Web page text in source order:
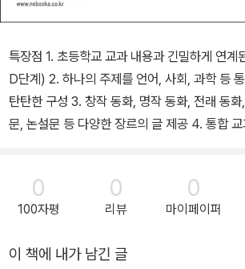
특장점 1. 초등학교 교과 내용과 긴밀하게 연
D단계) 2. 하나의 주제를 언어, 사회, 과학 등
탄탄한 구성 3. 창작 동화, 명작 동화, 전래 동
문, 논설문 등 다양한 장르의 글 제공 4. 통합
0
100자평
0
리뷰
0
마이페이퍼
이 책에 내가 남긴 글